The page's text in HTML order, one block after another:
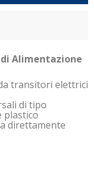
Alimentazione
transitori elettrici
di tipo
plastico
direttamente